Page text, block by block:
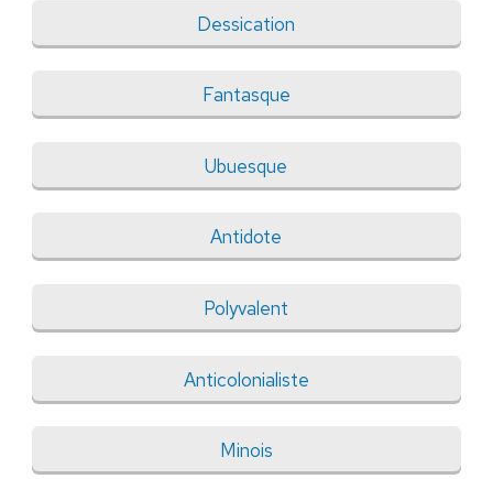
Dessication
Fantasque
Ubuesque
Antidote
Polyvalent
Anticolonialiste
Minois